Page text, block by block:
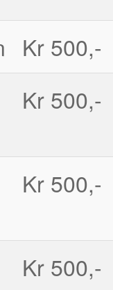
Kr 500,-
Kr 500,-
Kr 500,-
Kr 500,-